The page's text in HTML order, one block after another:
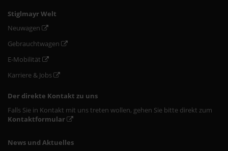
Stiglmayr Welt
Neuwagen
Gebrauchtwagen
E-Mobilität
Karriere & Jobs
Der direkte Kontakt zu uns
Falls Sie in Kontakt mit uns treten wollen, gehen Sie bitte direkt zum
Kontaktformular
News und Aktuelles